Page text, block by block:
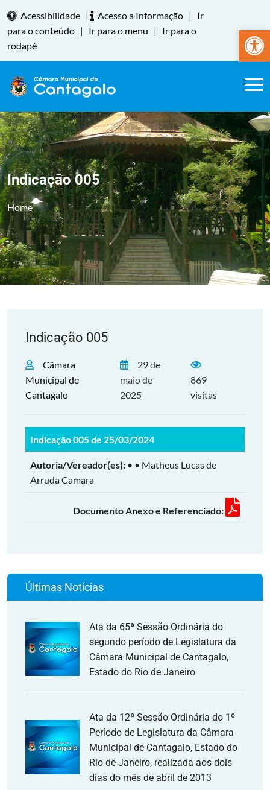
Abrir
Acessibilidade | Acesso a Informação |
Ir
para o conteúdo | Ir para o menu |
Ir para o
rodapé
Indicação 005
Home
Indicação 005
Câmara
Municipal de
Cantagalo
29 de
maio de
2025
869
visitas
Indicação 005 de 25/03/2024
Autoria/Vereador(es): • • Matheus Lucas de
Arruda Camara
Documento Anexo e Referenciado:
Últimas Notícias
Ata da 65ª Sessão Ordinária do
segundo período de Legislatura da
Câmara Municipal de Cantagalo,
Estado do Rio de Janeiro
Ata da 12ª Sessão Ordinária do 1º
Período de Legislatura da Câmara
Municipal de Cantagalo, Estado do
Rio de Janeiro, realizada aos dois
dias do mês de abril de 2013